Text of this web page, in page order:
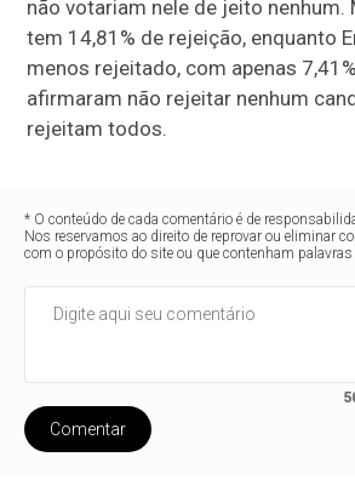
não votariam nele de jeito nenhum.
tem 14,81% de rejeição, enquanto
menos rejeitado, com apenas
afirmaram não rejeitar nenhum
rejeitam todos.
* O conteúdo de cada comentário é de
Nos reservamos ao direito de reprovar ou eliminar
com o propósito do site ou que contenham
Comentar